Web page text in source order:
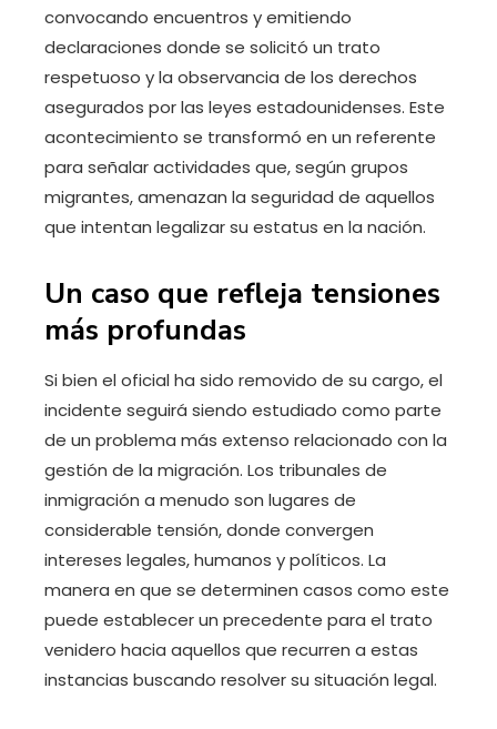
convocando encuentros y emitiendo
declaraciones donde se solicitó un trato
respetuoso y la observancia de los derechos
asegurados por las leyes estadounidenses. Este
acontecimiento se transformó en un referente
para señalar actividades que, según grupos
migrantes, amenazan la seguridad de aquellos
que intentan legalizar su estatus en la nación.
Un caso que refleja tensiones
más profundas
Si bien el oficial ha sido removido de su cargo, el
incidente seguirá siendo estudiado como parte
de un problema más extenso relacionado con la
gestión de la migración. Los tribunales de
inmigración a menudo son lugares de
considerable tensión, donde convergen
intereses legales, humanos y políticos. La
manera en que se determinen casos como este
puede establecer un precedente para el trato
venidero hacia aquellos que recurren a estas
instancias buscando resolver su situación legal.